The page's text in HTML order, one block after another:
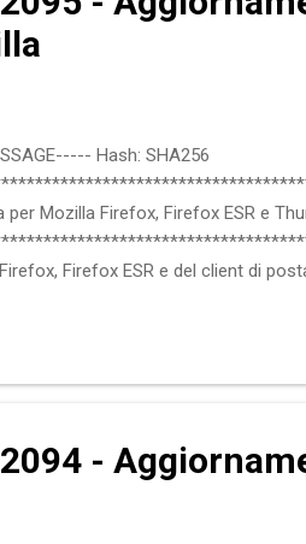
Hash: SHA256
Mozilla Firefox, Firefox ESR e
Firefox ESR e del client di
104 Firefox ESR 102.x: versioni
Bypass delle funzionalita' d...
-